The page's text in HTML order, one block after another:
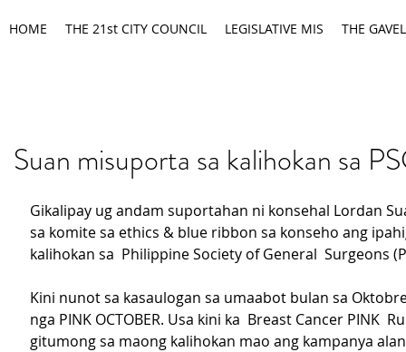
HOME THE 21st CITY COUNCIL LEGISLATIVE MIS THE GAVEL
Suan misuporta sa kalihokan sa
Gikalipay ug andam suportahan ni konsehal Lordan
sa komite sa ethics & blue ribbon sa konseho ang
kalihokan sa  Philippine Society of General  Surgeons
Kini nunot sa kasaulogan sa umaabot bulan sa
nga PINK OCTOBER. Usa kini ka  Breast Cancer PINK
gitumong sa maong kalihokan mao ang kampanya